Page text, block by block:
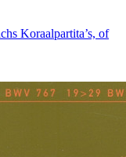
Koraalpartita’s, of